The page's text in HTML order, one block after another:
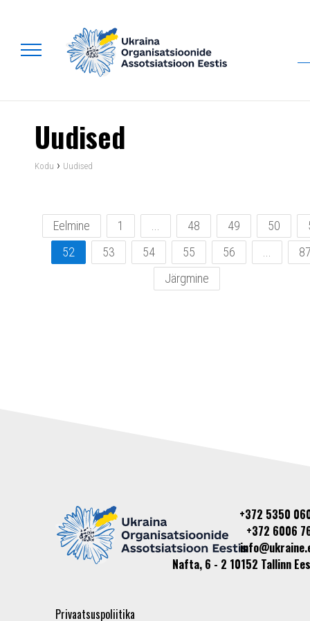
Uudised
Kodu › Uudised
Eelmine 1 48 49 50
52
53 54 55 56
Järgmine
+372 5350
+372 6006
Nafta, 6 - 2 10152 Tallinn
Privaatsuspoliitika